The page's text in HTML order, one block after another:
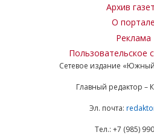
Архив
О портале
Реклама
Пользовательское
Сетевое издание
Главный редактор –
Эл. почта:
Тел.: +7 (985)